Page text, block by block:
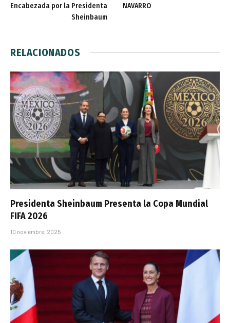
Encabezada por la Presidenta
Sheinbaum
NAVARRO
RELACIONADOS
Presidenta Sheinbaum Presenta la Copa Mundial
FIFA 2026
10 noviembre, 2025